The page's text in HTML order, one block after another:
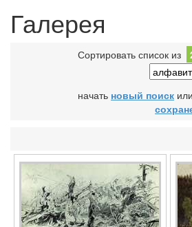
Галерея
Сортировать список из
начать новый поиск